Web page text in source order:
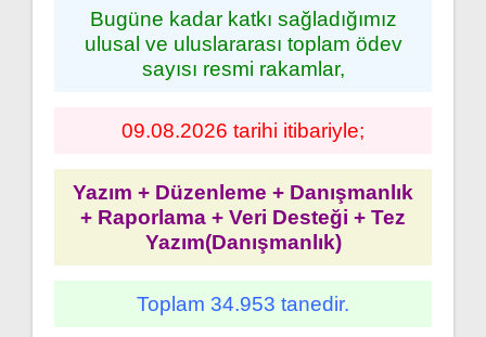
Bugüne kadar katkı sağladığımız
ulusal ve uluslararası toplam ödev
sayısı resmi rakamlar,
09.08.2026 tarihi itibariyle;
Yazım + Düzenleme + Danışmanlık
+ Raporlama + Veri Desteği + Tez
Yazım(Danışmanlık)
Toplam 34.953 tanedir.